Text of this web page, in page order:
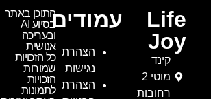
Life
Joy
קינד
מוטי 2
רחובות
עמודים
הצהרת
נגישות
הצהרת
התוכן באתר
בסיוע AI
ובעריכה
אנושית
כל הזכויות
שמורות
הזכויות
לתמונות